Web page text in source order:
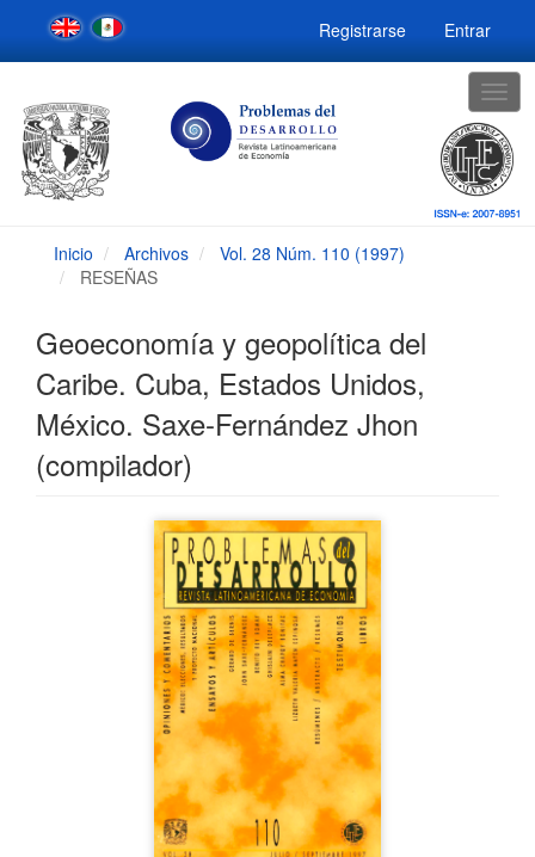
Navegación
principal
Contenido
Barra
lateral
Registrarse Entrar
Inicio Archivos
Vol. 28 Núm. 110 (1997)
RESEÑAS
Geoeconomía y geopolítica del
Caribe. Cuba, Estados Unidos,
México. Saxe-Fernández Jhon
(compilador)